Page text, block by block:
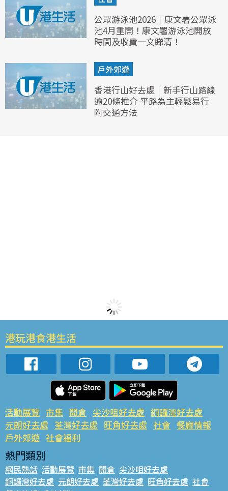
公眾游泳池2026︱康文署公眾泳
池4月重開！康文署游泳池開放
時間及收費一文睇清！
戶外郊遊
香港行山好去處｜新手行山路線
逾20條推介 平路為主輕鬆易行
附交通方法
港玩港食港生活
活動展覽 市集 開倉 尖沙咀好去處 銅鑼灣好去處
元朗好去處 荃灣好去處 旺角好去處 社會 餐廳情報
戶外郊遊 社會福利
熱門類別
網民熱話 活動展覽 市集 開倉 尖沙咀好去處
銅鑼灣好去處 元朗好去處 荃灣好去處 旺角好去處 社會